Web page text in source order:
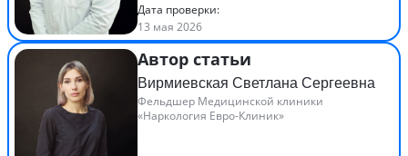
Дата проверки:
13 мая 2026
Автор статьи
Вирмиевская Светлана Сергеевна
Фельдшер Медицинской клиники
«Наркология Евро-Клиник»